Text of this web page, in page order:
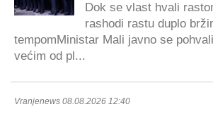
Dok se vlast hvali
rashodi rastu duplo
tempomMinistar Mali javno se
većim od pl...
Vranjenews 08.08.2026 12:40